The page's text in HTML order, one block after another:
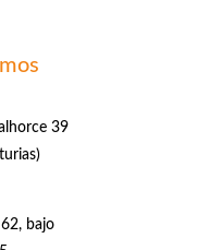
39
bajo